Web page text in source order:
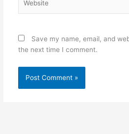
Save my name, email, and
the next time I comment.